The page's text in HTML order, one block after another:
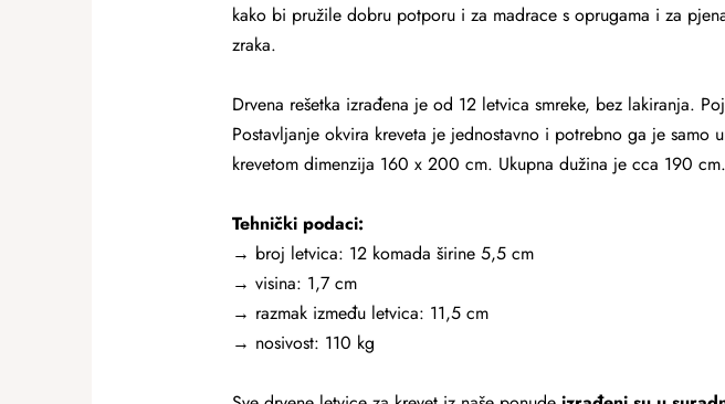
kako bi pružile dobru potporu i za madrace s oprugama i za
zraka.
Drvena rešetka izrađena je od 12 letvica smreke, bez lakiranja.
Postavljanje okvira kreveta je jednostavno i potrebno ga je samo
krevetom dimenzija 160 x 200 cm. Ukupna dužina je cca 190 cm.
Tehnički podaci:
→ broj letvica: 12 komada širine 5,5 cm
→ visina: 1,7 cm
→ razmak između letvica: 11,5 cm
→ nosivost: 110 kg